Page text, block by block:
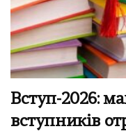
Вступ-2026:
вступників